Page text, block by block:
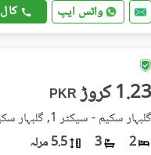
واٹس ایپ کال
PKR 1.23 کروڑ
گلبہار سکیم - سیکٹر 1, گلبہار سکیم
2
3 5.5 مرلہ